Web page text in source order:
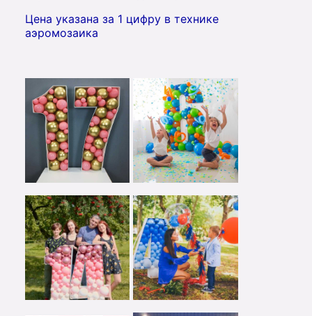
Цена указана за 1 цифру в технике
аэромозаика